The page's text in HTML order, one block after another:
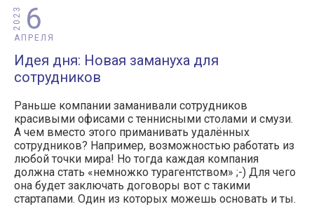
6
АПРЕЛЯ
2023
Идея дня: Новая замануха для
сотрудников
Раньше компании заманивали сотрудников
красивыми офисами с теннисными столами и смузи.
А чем вместо этого приманивать удалённых
сотрудников? Например, возможностью работать из
любой точки мира! Но тогда каждая компания
должна стать «немножко турагентством» ;-) Для чего
она будет заключать договоры вот с такими
стартапами. Один из которых можешь основать и ты.